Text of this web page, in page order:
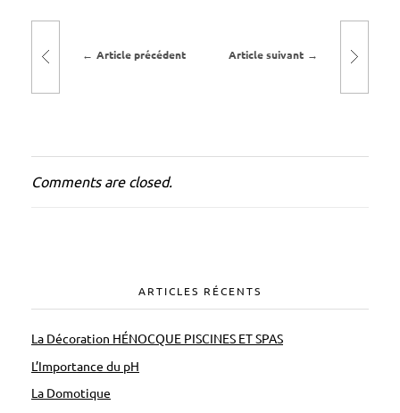
Article précédent Article suivant
Comments are closed.
ARTICLES RÉCENTS
La Décoration HÉNOCQUE PISCINES ET SPAS
L’Importance du pH
La Domotique